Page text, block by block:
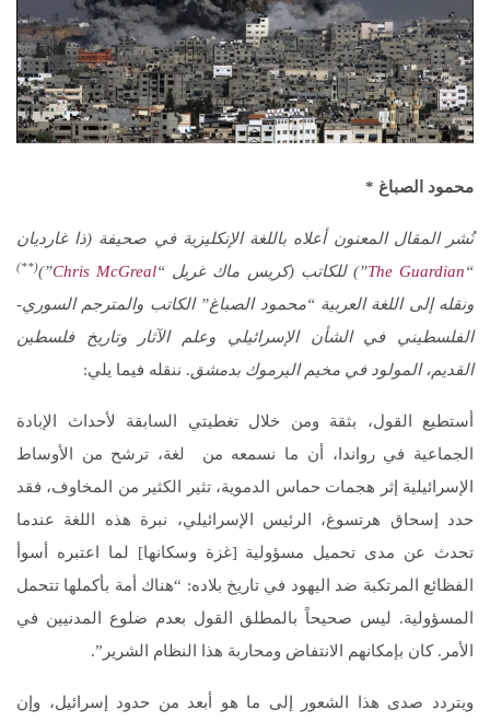
محمود الصباغ *
نُشر المقال المعنون أعلاه باللغة الإنكليزية في صحيفة (ذا غارديان
“
The Guardian
”) للكاتب (كريس ماك غريل “Chris McGreal
”)
(**)
ونقله إلى اللغة العربية “محمود الصباغ” الكاتب والمترجم السوري-
الفلسطينيفي الشأن الإسرائيلي وعلم الآثار وتاريخ فلسطين
القديم، المولود في مخيم اليرموك بدمشق. ننقله فيما يلي:
أستطيع القول، بثقة ومن خلال تغطيتي السابقة لأحداث الإبادة
الجماعية في رواندا، أن ما نسمعه من لغة، ترشح من الأوساط
الإسرائيلية إثر هجمات حماس الدموية، تثير الكثير من المخاوف، فقد
حدد إسحاق هرتسوغ، الرئيس الإسرائيلي، نبرة هذه اللغة عندما
تحدث عن مدى تحميل مسؤولية [غزة وسكانها] لما اعتبره أسوأ
الفظائع المرتكبة ضد اليهود في تاريخ بلاده: “هناك أمة بأكملها تتحمل
المسؤولية. ليس صحيحاً بالمطلق القول بعدم ضلوع المدنيين في
الأمر. كان بإمكانهم الانتفاض ومحاربة هذا النظام الشرير”.
ويتردد صدى هذا الشعور إلى ما هو أبعد من حدود إسرائيل، وإن